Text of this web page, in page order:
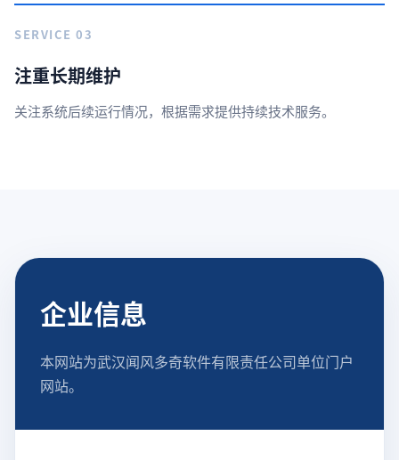
SERVICE 03
注重长期维护
关注系统后续运行情况，根据需求提供持续技术服务。
企业信息
本网站为武汉闻风多奇软件有限责任公司单位门户
网站。